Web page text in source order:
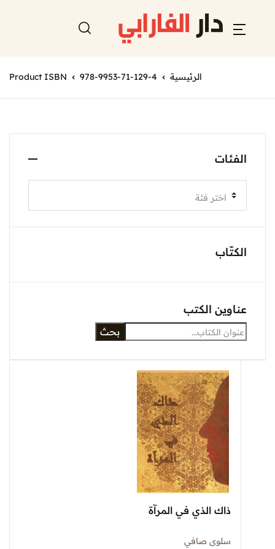
الرئيسية Product ISBN 978-9953-71-129-4
ذاك الذي في المرآة
سلوى صافي
الفئات
اختر فئة
الكتّاب
عناوين الكتب
بحث